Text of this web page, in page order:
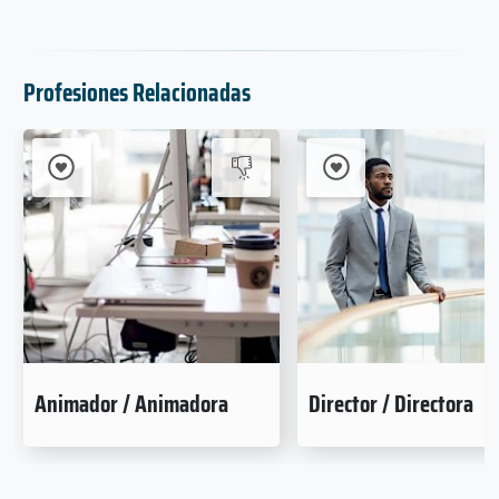
Profesiones Relacionadas
Animador / Animadora Director / Directora